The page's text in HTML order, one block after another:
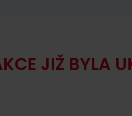
JIŽ BYLA